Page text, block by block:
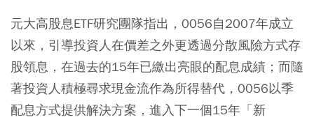
元大高股息ETF研究團隊指出，0056自2007年成立
以來，引導投資人在價差之外更透過分散風險方式存
股領息，在過去的15年已繳出亮眼的配息成績；而隨
著投資人積極尋求現金流作為所得替代，0056以季
配息方式提供解決方案，進入下一個15年「新